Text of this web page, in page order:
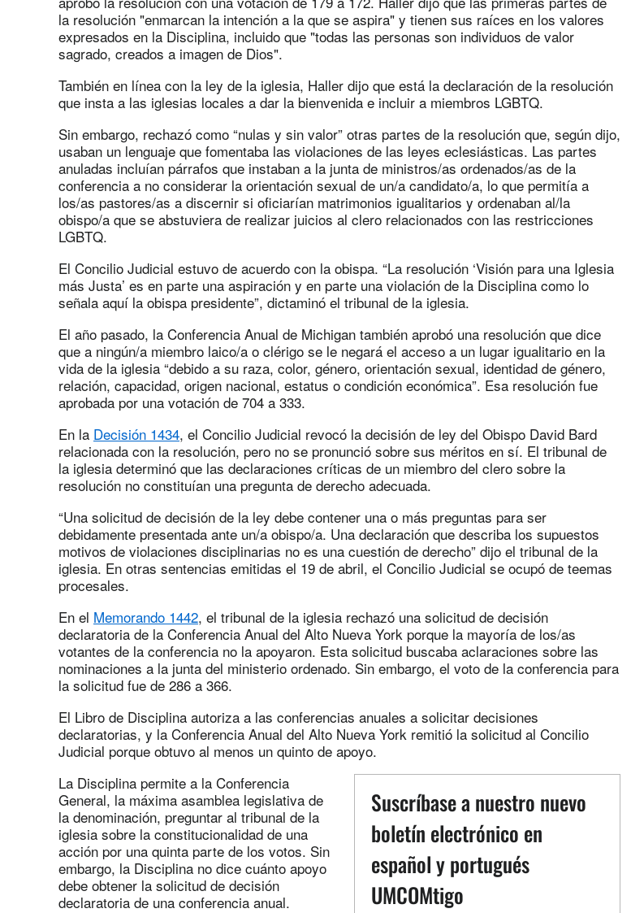
la resolución "enmarcan la intención a la que se aspira" y tienen sus raíces en los valores
expresados en la Disciplina, incluido que "todas las personas son individuos de valor
sagrado, creados a imagen de Dios".
También en línea con la ley de la iglesia, Haller dijo que está la declaración de la resolución
que insta a las iglesias locales a dar la bienvenida e incluir a miembros LGBTQ.
Sin embargo, rechazó como “nulas y sin valor” otras partes de la resolución que, según dijo,
usaban un lenguaje que fomentaba las violaciones de las leyes eclesiásticas. Las partes
anuladas incluían párrafos que instaban a la junta de ministros/as ordenados/as de la
conferencia a no considerar la orientación sexual de un/a candidato/a, lo que permitía a
los/as pastores/as a discernir si oficiarían matrimonios igualitarios y ordenaban al/la
obispo/a que se abstuviera de realizar juicios al clero relacionados con las restricciones
LGBTQ.
El Concilio Judicial estuvo de acuerdo con la obispa. “La resolución ‘Visión para una Iglesia
más Justa’ es en parte una aspiración y en parte una violación de la Disciplina como lo
señala aquí la obispa presidente”, dictaminó el tribunal de la iglesia.
El año pasado, la Conferencia Anual de Michigan también aprobó una resolución que dice
que a ningún/a miembro laico/a o clérigo se le negará el acceso a un lugar igualitario en la
vida de la iglesia “debido a su raza, color, género, orientación sexual, identidad de género,
relación, capacidad, origen nacional, estatus o condición económica”. Esa resolución fue
aprobada por una votación de 704 a 333.
En la Decisión 1434, el Concilio Judicial revocó la decisión de ley del Obispo David Bard
relacionada con la resolución, pero no se pronunció sobre sus méritos en sí. El tribunal de
la iglesia determinó que las declaraciones críticas de un miembro del clero sobre la
resolución no constituían una pregunta de derecho adecuada.
“Una solicitud de decisión de la ley debe contener una o más preguntas para ser
debidamente presentada ante un/a obispo/a. Una declaración que describa los supuestos
motivos de violaciones disciplinarias no es una cuestión de derecho” dijo el tribunal de la
iglesia. En otras sentencias emitidas el 19 de abril, el Concilio Judicial se ocupó de teemas
procesales.
En el Memorando 1442, el tribunal de la iglesia rechazó una solicitud de decisión
declaratoria de la Conferencia Anual del Alto Nueva York porque la mayoría de los/as
votantes de la conferencia no la apoyaron. Esta solicitud buscaba aclaraciones sobre las
nominaciones a la junta del ministerio ordenado. Sin embargo, el voto de la conferencia para
la solicitud fue de 286 a 366.
El Libro de Disciplina autoriza a las conferencias anuales a solicitar decisiones
declaratorias, y la Conferencia Anual del Alto Nueva York remitió la solicitud al Concilio
Judicial porque obtuvo al menos un quinto de apoyo.
Suscríbase a nuestro nuevo
boletín electrónico en
español y portugués
UMCOMtigo
La Disciplina permite a la Conferencia
General, la máxima asamblea legislativa de
la denominación, preguntar al tribunal de la
iglesia sobre la constitucionalidad de una
acción por una quinta parte de los votos. Sin
embargo, la Disciplina no dice cuánto apoyo
debe obtener la solicitud de decisión
declaratoria de una conferencia anual.